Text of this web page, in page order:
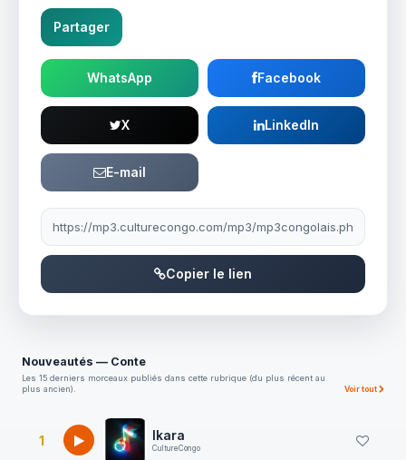
Partager
WhatsApp Facebook
X LinkedIn
E-mail
Lien à partager
Copier le lien
Nouveautés — Conte
Les 15 derniers morceaux publiés dans cette rubrique (du plus récent au
plus ancien).
Voir tout
1 Ikara
CultureCongo